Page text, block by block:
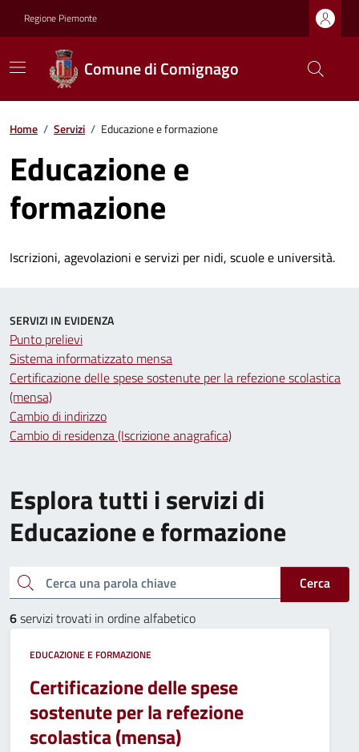
Regione Piemonte
Comune di Comignago
Home / Servizi / Educazione e formazione
Educazione e
formazione
Iscrizioni, agevolazioni e servizi per nidi, scuole e università.
Esplora tutti i servizi di
Educazione e formazione
Cerca una parola chiave
Cerca
6servizi trovati in ordine alfabetico
EDUCAZIONE E FORMAZIONE
Certificazione delle spese
sostenute per la refezione
scolastica (mensa)
SERVIZI IN EVIDENZA
Punto prelievi
Sistema informatizzato mensa
Certificazione delle spese sostenute per la refezione scolastica
(mensa)
Cambio di indirizzo
Cambio di residenza (Iscrizione anagrafica)